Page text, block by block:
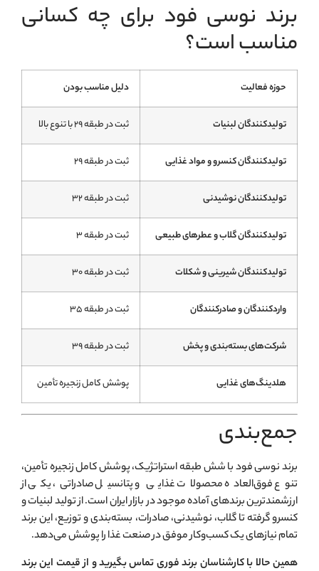
برند نوسی فود برای چه کسانی
مناسب است؟
حوزه فعالیت دلیل مناسب بودن
تولیدکنندگان لبنیات ثبت در طبقه ۲۹ با تنوع بالا
تولیدکنندگان کنسرو و مواد غذایی ثبت در طبقه ۲۹
تولیدکنندگان نوشیدنی ثبت در طبقه ۳۲
تولیدکنندگان گلاب و عطرهای طبیعی ثبت در طبقه ۳
تولیدکنندگان شیرینی و شکلات ثبت در طبقه ۳۰
واردکنندگان و صادرکنندگان ثبت در طبقه ۳۵
شرکت‌های بسته‌بندی و پخش ثبت در طبقه ۳۹
هلدینگ‌های غذایی پوشش کامل زنجیره تأمین
جمع‌بندی
برند نوسی فود با شش طبقه استراتژیک، پوشش کامل زنجیره تأمین،
تنوع فوق‌العاده محصولات غذایی و پتانسیل صادراتی، یکی از
ارزشمندترین برندهای آماده موجود در بازار ایران است. از تولید لبنیات و
کنسرو گرفته تا گلاب، نوشیدنی، صادرات، بسته‌بندی و توزیع، این برند
تمام نیازهای یک کسب‌وکار موفق در صنعت غذا را پوشش می‌دهد.
همین حالا با کارشناسان برند فوری تماس بگیرید و از قیمت این برند